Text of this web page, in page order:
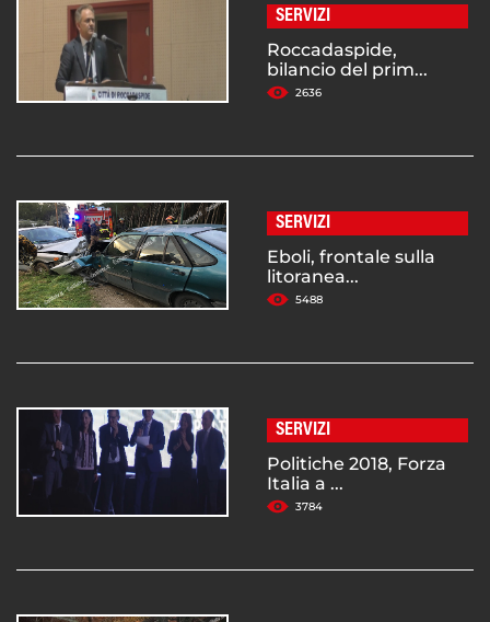
SERVIZI
Roccadaspide,
bilancio del prim...
2636
SERVIZI
Eboli, frontale sulla
litoranea...
5488
SERVIZI
Politiche 2018, Forza
Italia a ...
3784